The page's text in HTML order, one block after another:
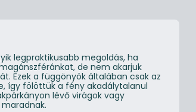
legpraktikusabb megoldás, ha
de nem akarjuk
Ezek a függönyök általában csak az
így fölöttük a fény akadálytalanul
lévő virágok vagy